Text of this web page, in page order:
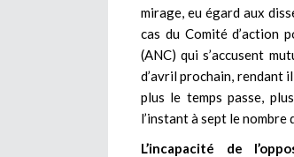
mirage, eu égard aux
cas du Comité d’action
(ANC) qui s’accusent
d’avril prochain, rendant
plus le temps passe,
l’instant à sept le nombre
L’incapacité de